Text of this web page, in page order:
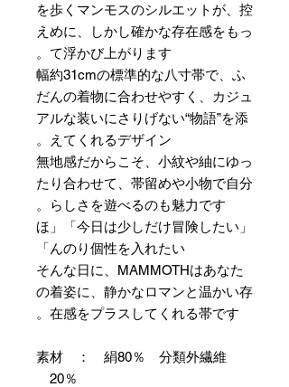
を歩くマンモスのシルエットが、控
えめに、しかし確かな存在感をもっ
て浮かび上がります。
幅約31cmの標準的な八寸帯で、ふ
だんの着物に合わせやすく、カジュ
アルな装いにさりげない“物語”を添
えてくれるデザイン。
無地感だからこそ、小紋や紬にゆっ
たり合わせて、帯留めや小物で自分
らしさを遊べるのも魅力です。
「今日は少しだけ冒険したい」「ほ
んのり個性を入れたい」
そんな日に、MAMMOTHはあなた
の着姿に、静かなロマンと温かい存
在感をプラスしてくれる帯です。
素材 ： 絹80％ 分類外繊維
20％